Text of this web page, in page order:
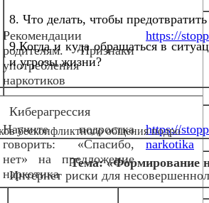
Рекомендации
родителям. Признаки
употребления
наркотиков
https://
Научите подростка
говорить: «Спасибо,
нет» на предложение
наркотика
https://
narkotika
8. Что делать, чтобы
9.Когда и куда обращаться в
и угрозы жизни?
Киберагрессия
Интернет риски для
бесконфликтного общения подро
Тема: «Формирование